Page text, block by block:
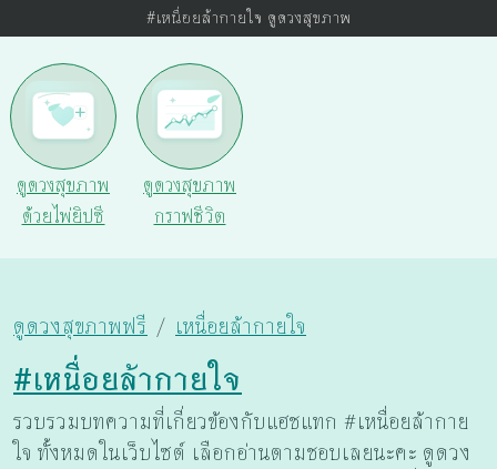
#เหนื่อยล้ากายใจ ดูดวงสุขภาพ
ดูดวงสุขภาพ
ด้วยไพ่ยิปซี
ดูดวงสุขภาพ
กราฟชีวิต
ดูดวงสุขภาพฟรี เหนื่อยล้ากายใจ
#เหนื่อยล้ากายใจ
รวบรวมบทความที่เกี่ยวข้องกับแฮชแทก #เหนื่อยล้ากาย
ใจ ทั้งหมดในเว็บไซต์ เลือกอ่านตามชอบเลยนะคะ ดูดวง